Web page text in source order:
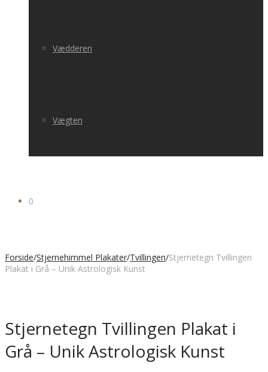
Vædderen
Vægten
0
Forside/Stjernehimmel Plakater/Tvillingen/Stjernetegn Tvillingen
Plakat i Grå – Unik Astrologisk Kunst
Stjernetegn Tvillingen Plakat i
Grå – Unik Astrologisk Kunst